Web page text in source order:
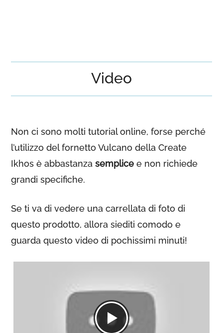
Video
Non ci sono molti tutorial online, forse perché
l’utilizzo del fornetto Vulcano della Create
Ikhos è abbastanzasemplice e non richiede
grandi specifiche.
Se ti va di vedere una carrellata di foto di
questo prodotto, allora siediti comodo e
guarda questo video di pochissimi minuti!